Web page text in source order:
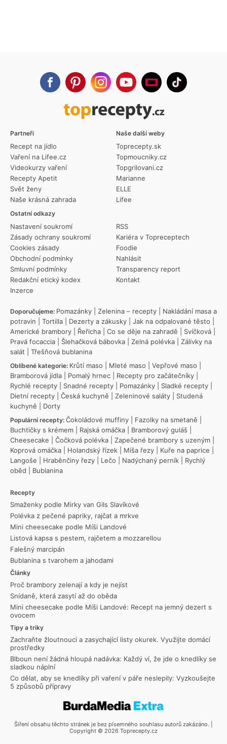
Partneři
Recept na jídlo
Vaření na Lifee.cz
Videokurzy vaření
Recepty Apetit
Svět ženy
Naše krásná zahrada
Ostatní odkazy
Nastavení soukromí
Zásady ochrany soukromí
Cookies zásady
Obchodní podmínky
Smluvní podmínky
Redakční etický kodex
Inzerce
RSS
Kariéra v Topreceptech
Foodie
Nahlásit
Transparency report
Kontakt
Naše další weby
Toprecepty.sk
Topmoucniky.cz
Topgrilovani.cz
Marianne
ELLE
Lifee
Doporučujeme: Pomazánky Zelenina – recepty
Nakládání masa a
potravin
Tortilla Dezerty a zákusky Jak na odpalované těsto
Americké brambory
Řeřicha Co se děje na zahradě Svíčková
Pravá focaccia
Šlehačková bábovka Zelná polévka
Zálivky na
salát
Třešňová bublanina
Oblíbené kategorie: Krůtí maso Mleté maso Vepřové maso
Bramborová jídla
Pomalý hrnec Recepty pro začátečníky
Rychlé recepty
Snadné recepty Pomazánky Sladké recepty
Dietní recepty
Česká kuchyně Zeleninové saláty
Studená
kuchyně
Dorty
Populární recepty: Čokoládové muffiny Fazolky na smetaně
Buchtičky s krémem
Rajská omáčka Bramborový guláš
Cheesecake
Čočková polévka Zapečené brambory s uzeným
Koprová omáčka
Holandský řízek Míša řezy Kuře na paprice
Langoše
Hraběnčiny řezy Lečo Nadýchaný perník
Rychlý
oběd
Bublanina
Recepty
Smaženky podle Mirky van Gils Slavíkové
Polévka z pečené papriky, rajčat a mrkve
Mini cheesecake podle Míši Landové
Listová kapsa s pestem, rajčetem a mozzarellou
Falešný marcipán
Bublanina s tvarohem a jahodami
Články
Proč brambory zelenají a kdy je nejíst
Snídaně, která zasytí až do oběda
Mini cheesecake podle Míši Landové: Recept na jemný dezert s
ovocem
Tipy a triky
Zachraňte žloutnoucí a zasychající listy okurek. Využijte domácí
prostředky
Blboun není žádná hloupá nadávka: Každý ví, že jde o knedlíky se
sladkou náplní
Co dělat, aby se knedlíky při vaření v páře neslepily: Vyzkoušejte
5 způsobů přípravy
Šíření obsahu těchto stránek je bez písemného souhlasu autorů zakázáno. |
Copyright © 2026 Toprecepty.cz